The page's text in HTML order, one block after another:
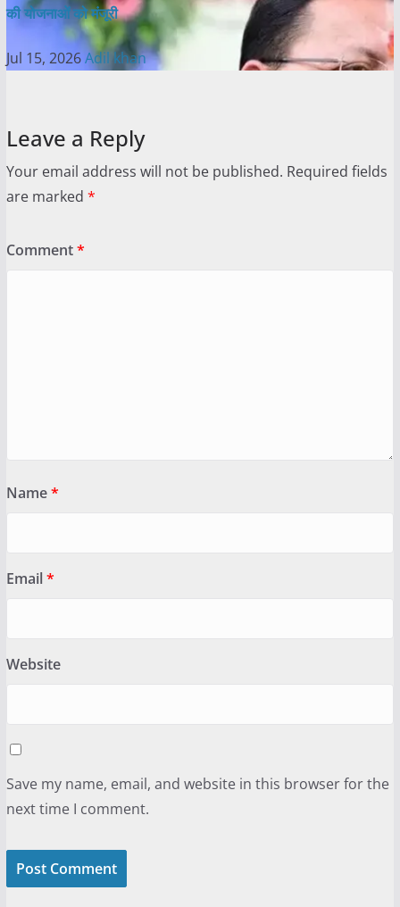
की योजनाओं को मंजूरी
Jul 15, 2026Adil khan
Leave a Reply
Your email address will not be published. Required fields
are marked *
Comment*
Name*
Email*
Website
Save my name, email, and website in this browser for the
next time I comment.